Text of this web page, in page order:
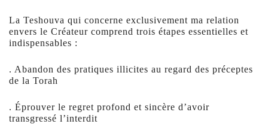
La Teshouva qui concerne exclusivement ma relation
envers le Créateur comprend trois étapes essentielles et
indispensables :
. Abandon des pratiques illicites au regard des préceptes
de la Torah
. Éprouver le regret profond et sincère d’avoir
transgressé l’interdit